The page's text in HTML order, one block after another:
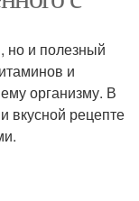
но и полезный
и
организму. В
вкусной рецепте